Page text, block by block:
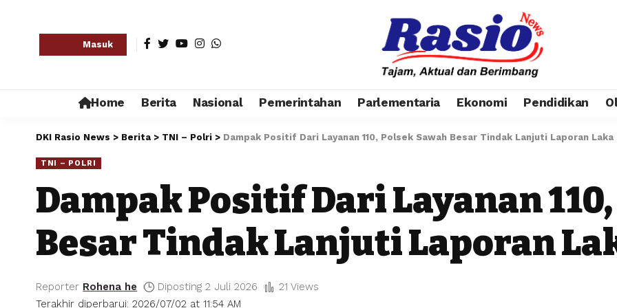
Masuk
Home Berita Nasional Pemerintahan Parlementaria Ekonomi Pendidikan
DKI Rasio News > Berita > TNI – Polri > Dampak Positif Dari Layanan 110, Polsek Sawah Besar Tindak Lanjuti Laporan Laka
TNI – POLRI
Dampak Positif Dari Layanan
Besar Tindak Lanjuti Laporan
Terakhir diperbarui: 2026/07/02 at 11:54 AM
Reporter Rohena he Diposting 2 Juli 2026 21 Views